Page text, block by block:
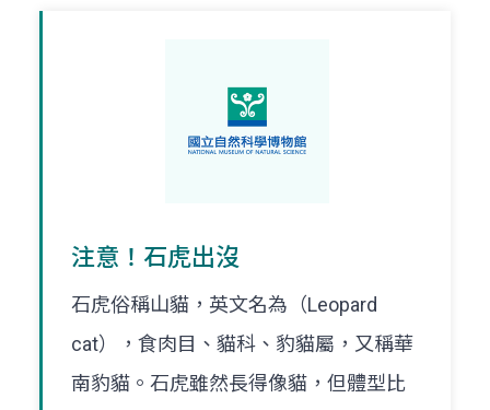
注意！石虎出沒
石虎俗稱山貓，英文名為（Leopard
cat），食肉目、貓科、豹貓屬，又稱華
南豹貓。石虎雖然長得像貓，但體型比